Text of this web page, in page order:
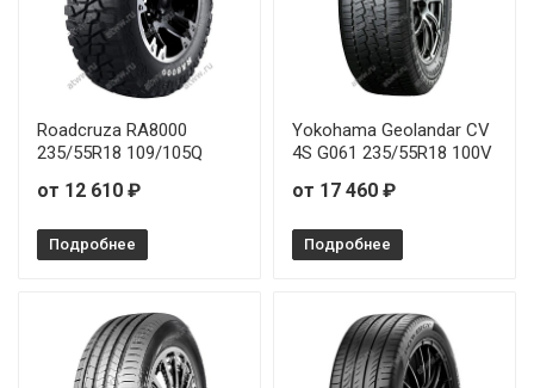
Roadcruza RA8000
235/55R18 109/105Q
от 12 610 ₽
Подробнее
Yokohama Geolandar CV
4S G061 235/55R18 100V
от 17 460 ₽
Подробнее